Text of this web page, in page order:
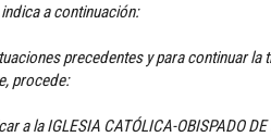
a continuación:
precedentes y para continuar la
procede:
a la IGLESIA CATÓLICA-OBISPADO